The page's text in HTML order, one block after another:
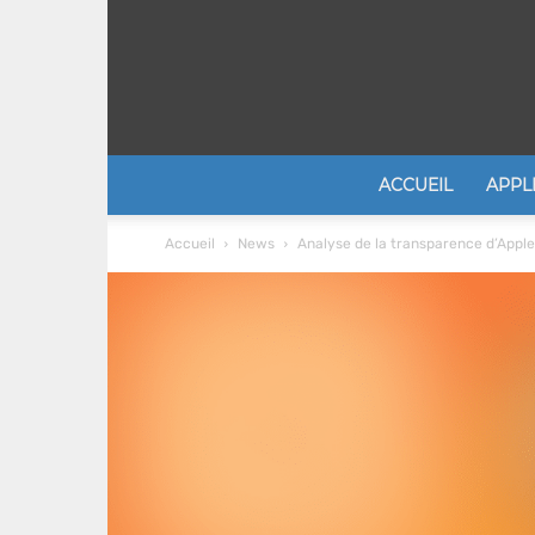
ACCUEIL
Accueil News Analyse de la transparence